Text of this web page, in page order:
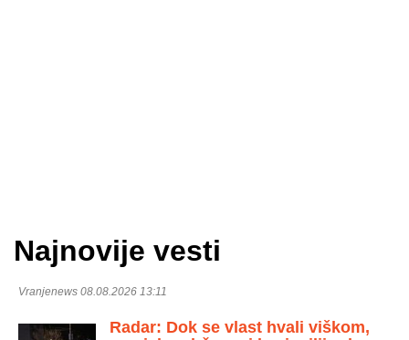
Najnovije vesti
Vranjenews 08.08.2026 13:11
Radar: Dok se vlast hvali viškom,